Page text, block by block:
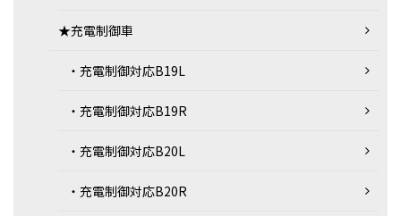
★充電制御車
・充電制御対応B19L
・充電制御対応B19R
・充電制御対応B20L
・充電制御対応B20R